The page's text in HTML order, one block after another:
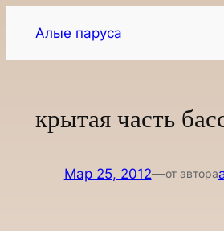
содержимому
Алые паруса
крытая часть
Мар 25, 2012—от автора